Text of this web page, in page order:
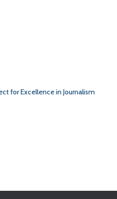
for Excellence in Journalism